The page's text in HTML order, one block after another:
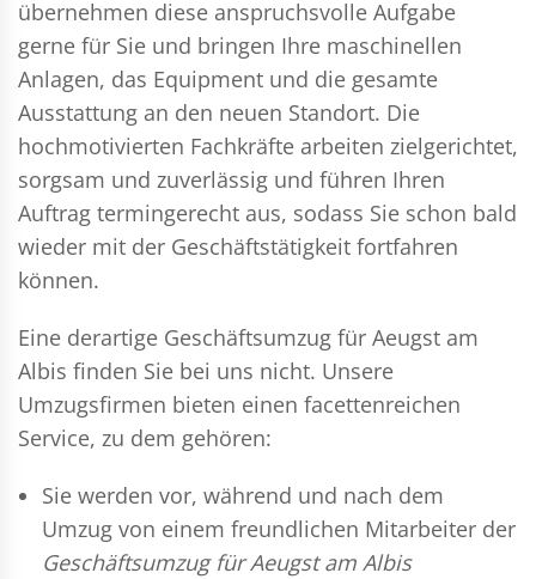
übernehmen diese anspruchsvolle Aufgabe
gerne für Sie und bringen Ihre maschinellen
Anlagen, das Equipment und die gesamte
Ausstattung an den neuen Standort. Die
hochmotivierten Fachkräfte arbeiten zielgerichtet,
sorgsam und zuverlässig und führen Ihren
Auftrag termingerecht aus, sodass Sie schon bald
wieder mit der Geschäftstätigkeit fortfahren
können.
Eine derartige Geschäftsumzug für Aeugst am
Albis finden Sie bei uns nicht. Unsere
Umzugsfirmen bieten einen facettenreichen
Service, zu dem gehören:
Sie werden vor, während und nach dem
Umzug von einem freundlichen Mitarbeiter der
Geschäftsumzug für Aeugst am Albis